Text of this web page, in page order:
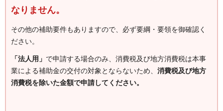
なりません。
その他の補助要件もありますので、必ず要綱・要領を御確認く
ださい。
「法人用」 で申請する場合のみ、消費税及び地方消費税は本事
業による補助金の交付の対象とならないため、 消費税及び地方
消費税を除いた金額で申請してください。